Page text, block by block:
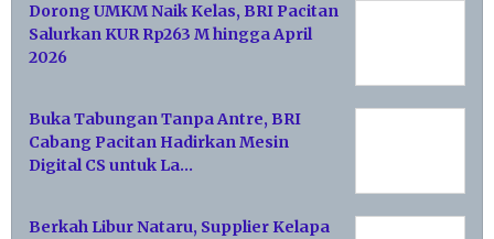
Dorong UMKM Naik Kelas, BRI Pacitan
Salurkan KUR Rp263 M hingga April
2026
Buka Tabungan Tanpa Antre, BRI
Cabang Pacitan Hadirkan Mesin
Digital CS untuk La…
Berkah Libur Nataru, Supplier Kelapa